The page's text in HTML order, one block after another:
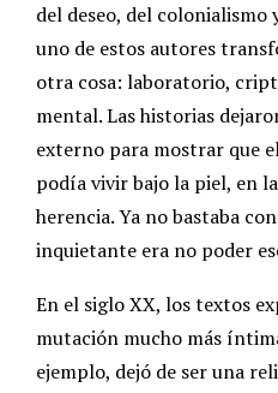
del deseo, del colonialismo
uno de estos autores
otra cosa: laboratorio,
mental. Las historias
externo para mostrar que
podía vivir bajo la piel, en
herencia.Ya no bastaba
inquietante era no poder
En el siglo XX, los textos
mutación mucho más
ejemplo, dejó de ser una